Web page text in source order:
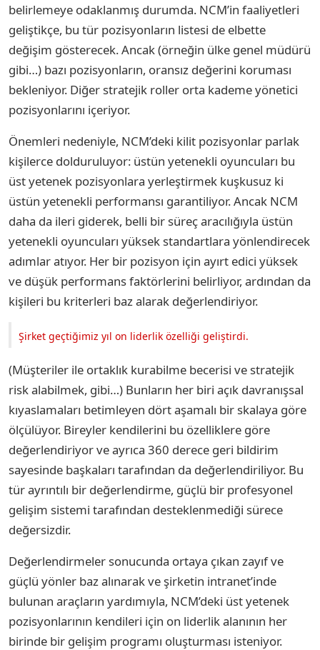
belirlemeye odaklanmış durumda. NCM’in faaliyetleri
geliştikçe, bu tür pozisyonların listesi de elbette
değişim gösterecek. Ancak (örneğin ülke genel müdürü
gibi…) bazı pozisyonların, oransız değerini koruması
bekleniyor. Diğer stratejik roller orta kademe yönetici
pozisyonlarını içeriyor.
Önemleri nedeniyle, NCM’deki kilit pozisyonlar parlak
kişilerce dolduruluyor: üstün yetenekli oyuncuları bu
üst yetenek pozisyonlara yerleştirmek kuşkusuz ki
üstün yetenekli performansı garantiliyor. Ancak NCM
daha da ileri giderek, belli bir süreç aracılığıyla üstün
yetenekli oyuncuları yüksek standartlara yönlendirecek
adımlar atıyor. Her bir pozisyon için ayırt edici yüksek
ve düşük performans faktörlerini belirliyor, ardından da
kişileri bu kriterleri baz alarak değerlendiriyor.
Şirket geçtiğimiz yıl on liderlik özelliği geliştirdi.
(Müşteriler ile ortaklık kurabilme becerisi ve stratejik
risk alabilmek, gibi…) Bunların her biri açık davranışsal
kıyaslamaları betimleyen dört aşamalı bir skalaya göre
ölçülüyor. Bireyler kendilerini bu özelliklere göre
değerlendiriyor ve ayrıca 360 derece geri bildirim
sayesinde başkaları tarafından da değerlendiriliyor. Bu
tür ayrıntılı bir değerlendirme, güçlü bir profesyonel
gelişim sistemi tarafından desteklenmediği sürece
değersizdir.
Değerlendirmeler sonucunda ortaya çıkan zayıf ve
güçlü yönler baz alınarak ve şirketin intranet’inde
bulunan araçların yardımıyla, NCM’deki üst yetenek
pozisyonlarının kendileri için on liderlik alanının her
birinde bir gelişim programı oluşturması isteniyor.